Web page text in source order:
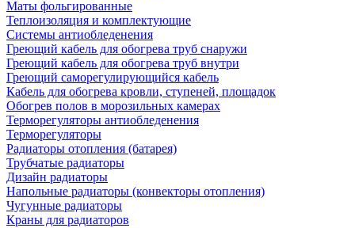
Маты фольгированные
Теплоизоляция и комплектующие
Системы антиобледенения
Греющий кабель для обогрева труб снаружи
Греющий кабель для обогрева труб внутри
Греющий саморегулирующийся кабель
Кабель для обогрева кровли, ступеней, площадок
Обогрев полов в морозильных камерах
Терморегуляторы антиобледенения
Терморегуляторы
Радиаторы отопления (батарея)
Трубчатые радиаторы
Дизайн радиаторы
Напольные радиаторы (конвекторы отопления)
Чугунные радиаторы
Краны для радиаторов